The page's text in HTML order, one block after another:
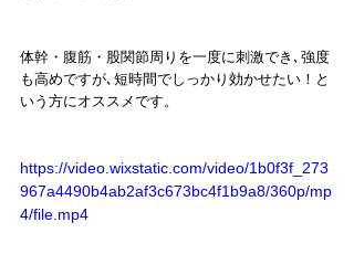
体幹・腹筋・股関節周りを一度に刺激でき､強度
も高めですが､短時間でしっかり効かせたい！と
いう方にオススメです。
https://video.wixstatic.com/video/1b0f3f_273
967a4490b4ab2af3c673bc4f1b9a8/360p/mp
4/file.mp4